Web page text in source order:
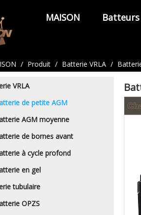
MAISON Batteurs
du produit
/ Produit / Batterie VRLA /
VRLA
de petite AGM
AGM moyenne
de bornes avant
à cycle profond
en gel
tubulaire
OPZS